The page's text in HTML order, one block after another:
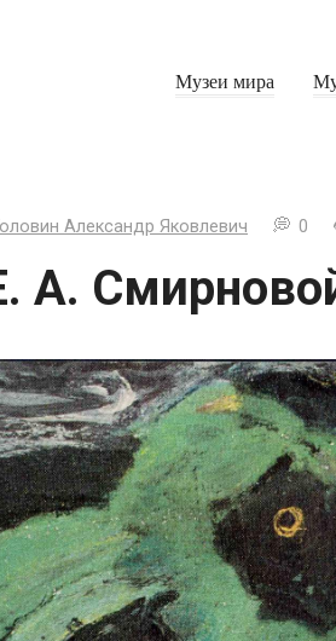
Музеи мира
Александр Яковлевич 0
А.